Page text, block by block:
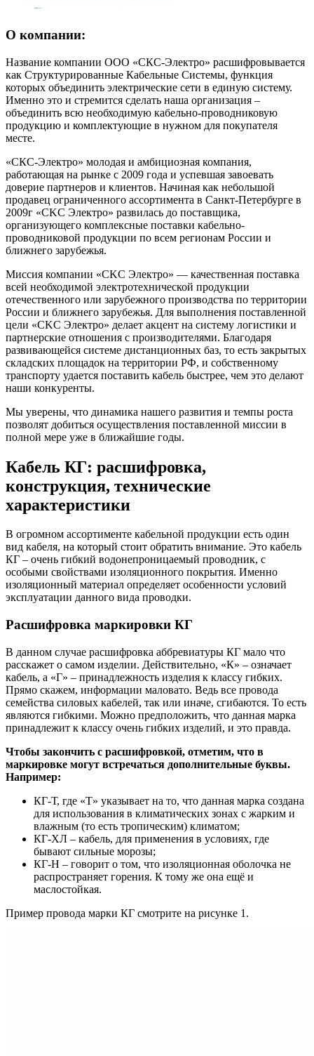
О компании:
Название компании ООО «СКС-Электро» расшифровывается
как Структурированные Кабельные Системы, функция
которых объединить электрические сети в единую систему.
Именно это и стремится сделать наша организация –
объединить всю необходимую кабельно-проводниковую
продукцию и комплектующие в нужном для покупателя
месте.
«СКС-Электро» молодая и амбициозная компания,
работающая на рынке с 2009 года и успевшая завоевать
доверие партнеров и клиентов. Начиная как небольшой
продавец ограниченного ассортимента в Санкт-Петербурге в
2009г «CKC Электро» развилась до поставщика,
организующего комплексные поставки кабельно-
проводниковой продукции по всем регионам России и
ближнего зарубежья.
Миссия компании «CKC Электро» — качественная поставка
всей необходимой электротехнической продукции
отечественного или зарубежного производства по территории
России и ближнего зарубежья. Для выполнения поставленной
цели «CKC Электро» делает акцент на систему логистики и
партнерские отношения с производителями. Благодаря
развивающейся системе дистанционных баз, то есть закрытых
складских площадок на территории РФ, и собственному
транспорту удается поставить кабель быстрее, чем это делают
наши конкуренты.
Мы уверены, что динамика нашего развития и темпы роста
позволят добиться осуществления поставленной миссии в
полной мере уже в ближайшие годы.
Кабель КГ: расшифровка,
конструкция, технические
характеристики
В огромном ассортименте кабельной продукции есть один
вид кабеля, на который стоит обратить внимание. Это кабель
КГ – очень гибкий водонепроницаемый проводник, с
особыми свойствами изоляционного покрытия. Именно
изоляционный материал определяет особенности условий
эксплуатации данного вида проводки.
Расшифровка маркировки КГ
В данном случае расшифровка аббревиатуры КГ мало что
расскажет о самом изделии. Действительно, «К» – означает
кабель, а «Г» – принадлежность изделия к классу гибких.
Прямо скажем, информации маловато. Ведь все провода
семейства силовых кабелей, так или иначе, сгибаются. То есть
являются гибкими. Можно предположить, что данная марка
принадлежит к классу очень гибких изделий, и это правда.
Чтобы закончить с расшифровкой, отметим, что в
маркировке могут встречаться дополнительные буквы.
Например:
КГ-Т, где «Т» указывает на то, что данная марка создана
для использования в климатических зонах с жарким и
влажным (то есть тропическим) климатом;
КГ-ХЛ – кабель, для применения в условиях, где
бывают сильные морозы;
КГ-Н – говорит о том, что изоляционная оболочка не
распространяет горения. К тому же она ещё и
маслостойкая.
Пример провода марки КГ смотрите на рисунке 1.